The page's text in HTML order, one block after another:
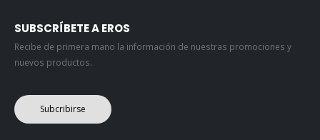
SUBSCRÍBETE A EROS
Recibe de primera mano la información de nuestras promociones y
nuevos productos.
Subcribirse